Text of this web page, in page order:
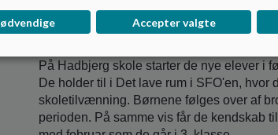
På Hadbjerg skole starter de nye elever i
De holder til i Det lave rum i SFO'en,
skoletilvænning. Børnene følges over af
perioden. På samme vis får de kendskab
Accepter valgte